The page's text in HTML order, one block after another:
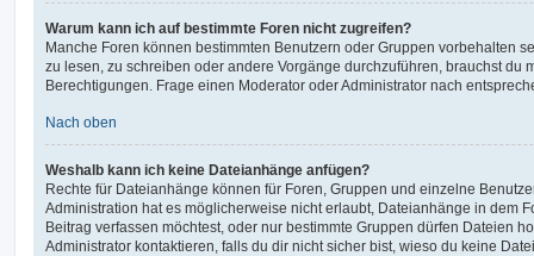
Warum kann ich auf bestimmte Foren nicht zugreifen?
Manche Foren können bestimmten Benutzern oder Gruppen vorbehalten
zu lesen, zu schreiben oder andere Vorgänge durchzuführen, brauchst du
Berechtigungen. Frage einen Moderator oder Administrator nach
Nach oben
Weshalb kann ich keine Dateianhänge anfügen?
Rechte für Dateianhänge können für Foren, Gruppen und einzelne
Administration hat es möglicherweise nicht erlaubt, Dateianhänge in dem
Beitrag verfassen möchtest, oder nur bestimmte Gruppen dürfen Dateien
Administrator kontaktieren, falls du dir nicht sicher bist, wieso du keine